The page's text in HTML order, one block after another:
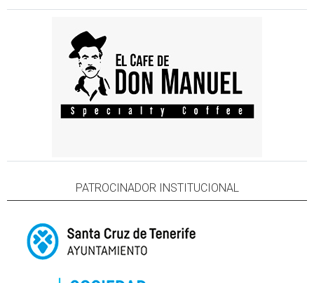
PATROCINADOR INSTITUCIONAL